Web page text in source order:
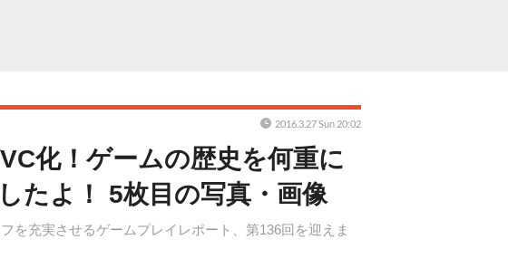
化！ゲームの歴史を何重に
たよ！ 5枚目の写真・画像
を充実させるゲームプレイレポート、第136回を迎えま
2016.3.27 Sun 20:02